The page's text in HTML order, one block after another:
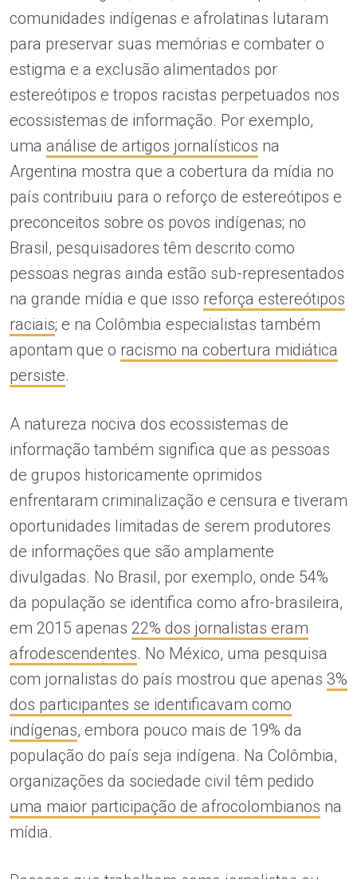
comunidades indígenas e afrolatinas lutaram
para preservar suas memórias e combater o
estigma e a exclusão alimentados por
estereótipos e tropos racistas perpetuados nos
ecossistemas de informação. Por exemplo,
uma análise de artigos jornalísticos na
Argentina mostra que a cobertura da mídia no
país contribuiu para o reforço de estereótipos e
preconceitos sobre os povos indígenas; no
Brasil, pesquisadores têm descrito como
pessoas negras ainda estão sub-representados
na grande mídia e que isso reforça estereótipos
raciais; e na Colômbia especialistas também
apontam que o racismo na cobertura midiática
persiste.
A natureza nociva dos ecossistemas de
informação também significa que as pessoas
de grupos historicamente oprimidos
enfrentaram criminalização e censura e tiveram
oportunidades limitadas de serem produtores
de informações que são amplamente
divulgadas. No Brasil, por exemplo, onde 54%
da população se identifica como afro-brasileira,
em 2015 apenas 22% dos jornalistas eram
afrodescendentes. No México, uma pesquisa
com jornalistas do país mostrou que apenas 3%
dos participantes se identificavam como
indígenas, embora pouco mais de 19% da
população do país seja indígena. Na Colômbia,
organizações da sociedade civil têm pedido
uma maior participação de afrocolombianos na
mídia.